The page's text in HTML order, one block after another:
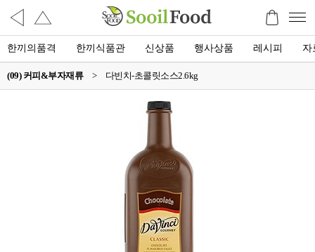
한끼의품격 한끼식품관 신상품 행사상품 레시피 자
(09) 커피&부자재류 > 다빈치-초콜릿소스2.6kg